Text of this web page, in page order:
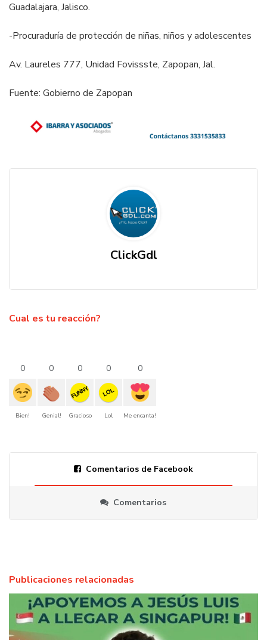
Guadalajara, Jalisco.
-Procuraduría de protección de niñas, niños y adolescentes
Av. Laureles 777, Unidad Fovissste, Zapopan, Jal.
Fuente: Gobierno de Zapopan
ClickGdl
Cual es tu reacción?
0
Bien!
0
Genial!
0
FUNNY
Gracioso
0
LOL
Lol
0
Me encanta!
Comentarios de Facebook
Comentarios
Publicaciones relacionadas